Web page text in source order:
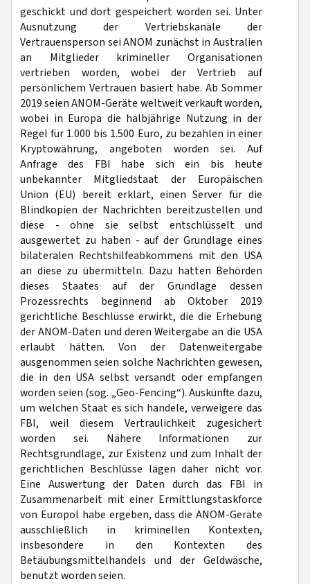
geschickt und dort gespeichert worden sei. Unter
Ausnutzung der Vertriebskanäle der
Vertrauensperson sei ANOM zunächst in Australien
an Mitglieder krimineller Organisationen
vertrieben worden, wobei der Vertrieb auf
persönlichem Vertrauen basiert habe. Ab Sommer
2019 seien ANOM-Geräte weltweit verkauft worden,
wobei in Europa die halbjährige Nutzung in der
Regel für 1.000 bis 1.500 Euro, zu bezahlen in einer
Kryptowährung, angeboten worden sei. Auf
Anfrage des FBI habe sich ein bis heute
unbekannter Mitgliedstaat der Europäischen
Union (EU) bereit erklärt, einen Server für die
Blindkopien der Nachrichten bereitzustellen und
diese - ohne sie selbst entschlüsselt und
ausgewertet zu haben - auf der Grundlage eines
bilateralen Rechtshilfeabkommens mit den USA
an diese zu übermitteln. Dazu hätten Behörden
dieses Staates auf der Grundlage dessen
Prozessrechts beginnend ab Oktober 2019
gerichtliche Beschlüsse erwirkt, die die Erhebung
der ANOM-Daten und deren Weitergabe an die USA
erlaubt hätten. Von der Datenweitergabe
ausgenommen seien solche Nachrichten gewesen,
die in den USA selbst versandt oder empfangen
worden seien (sog. „Geo-Fencing“). Auskünfte dazu,
um welchen Staat es sich handele, verweigere das
FBI, weil diesem Vertraulichkeit zugesichert
worden sei. Nähere Informationen zur
Rechtsgrundlage, zur Existenz und zum Inhalt der
gerichtlichen Beschlüsse lägen daher nicht vor.
Eine Auswertung der Daten durch das FBI in
Zusammenarbeit mit einer Ermittlungstaskforce
von Europol habe ergeben, dass die ANOM-Geräte
ausschließlich in kriminellen Kontexten,
insbesondere in den Kontexten des
Betäubungsmittelhandels und der Geldwäsche,
benutzt worden seien.